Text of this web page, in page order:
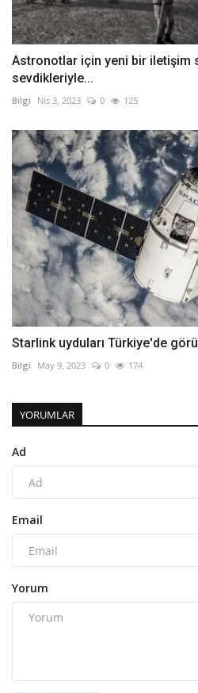
Astronotlar için yeni bir iletişim
sevdikleriyle...
Bilgi Nis 3, 2023 0 125
Starlink uyduları Türkiye'de
Bilgi May 9, 2023 0 174
YORUMLAR
Ad
Email
Yorum